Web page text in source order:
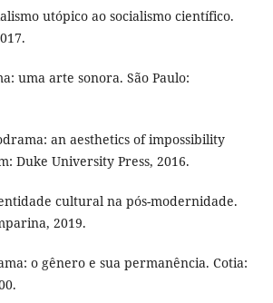
utópico ao socialismo científico.
uma arte sonora. São Paulo:
an aesthetics of impossibility
Duke University Press, 2016.
cultural na pós-modernidade.
2019.
o gênero e sua permanência. Cotia: